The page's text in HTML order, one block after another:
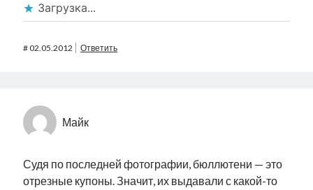
Загрузка...
#02.05.2012 Ответить
Майк
Судя по последней фотографии, бюллютени — это
отрезные купоны. Значит, их выдавали с какой-то